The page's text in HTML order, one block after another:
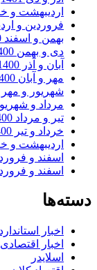
اردیبهشت و
فروردین و
بهمن و اسفند 1400
دی و بهمن 1400
آبان و آذر 1400
مهر و آبان 1400
شهریور و مهر 1400
مرداد و شهریور
تیر و مرداد 1400
خرداد و تیر 1400
اردیبهشت و
اسفند و فروردین
اسفند و فروردین
دسته‌ها
اخبار استاندارد
اخبار اقتصادی
اسلایدر